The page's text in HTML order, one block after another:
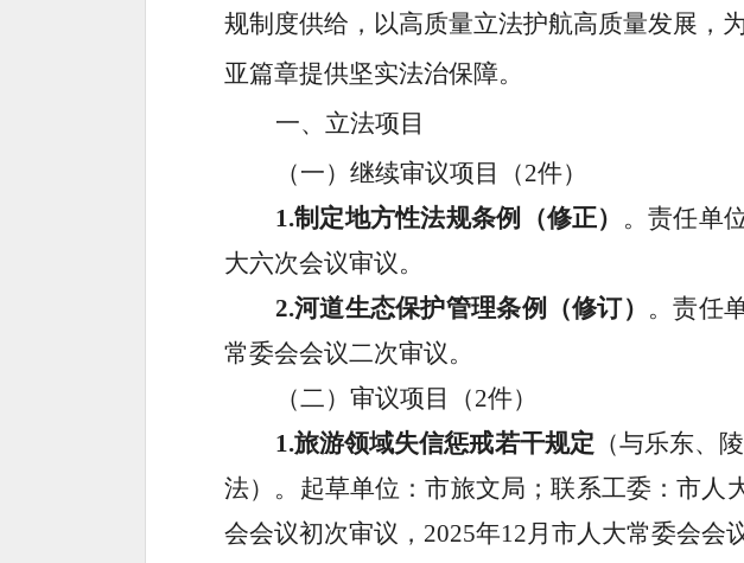
规制度供给，以高质量立法护航高质量发展，
亚篇章提供坚实法治保障。
一、 立法项目
（一）继续审议项目（2件）
1.制定地方性法规条例（修正） 。责任单
大六次会议审议。
2.河道生态保护管理条例（修订） 。责任
常委会会议二次审议。
（二）审议项目（2件）
1.旅游领域失信惩戒若干规定 （与乐东、
法）。起草单位：市旅文局；联系工委：市人
会会议初次审议， 2025年12月市人大常委会会